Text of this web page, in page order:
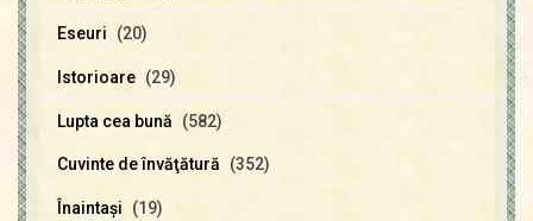
Eseuri (20)
Istorioare (29)
Lupta cea bună (582)
Cuvinte de învăţătură (352)
Înaintaşi (19)